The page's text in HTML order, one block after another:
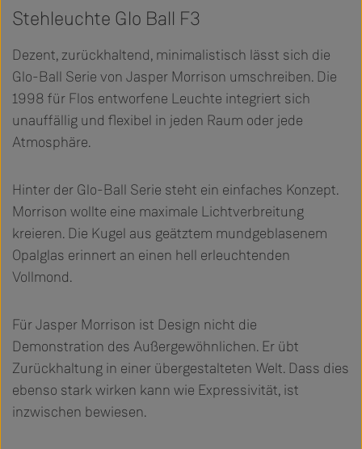
Stehleuchte Glo Ball F3
Dezent, zurückhaltend, minimalistisch lässt sich die
Glo-Ball Serie von Jasper Morrison umschreiben. Die
1998 für Flos entworfene Leuchte integriert sich
unauffällig und flexibel in jeden Raum oder jede
Atmosphäre.
Hinter der Glo-Ball Serie steht ein einfaches Konzept.
Morrison wollte eine maximale Lichtverbreitung
kreieren. Die Kugel aus geätztem mundgeblasenem
Opalglas erinnert an einen hell erleuchtenden
Vollmond.
Für Jasper Morrison ist Design nicht die
Demonstration des Außergewöhnlichen. Er übt
Zurückhaltung in einer übergestalteten Welt. Dass dies
ebenso stark wirken kann wie Expressivität, ist
inzwischen bewiesen.